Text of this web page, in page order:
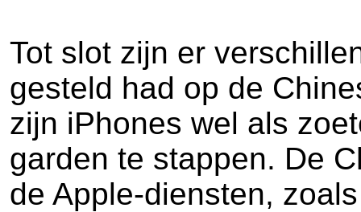
Tot slot zijn er
gesteld had op de
zijn iPhones wel als
garden te stappen. De
de Apple-diensten,